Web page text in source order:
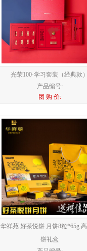
光荣100·学习套装（经典款
产品编号:
团 购 价:
华祥苑 好茶悦饼 月饼8粒*65g
饼礼盒